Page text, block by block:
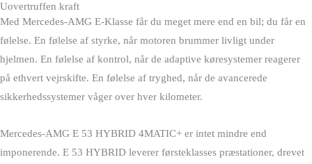
Uovertruffen kraft
Med Mercedes-AMG E-Klasse får du meget mere end en bil; du får en
følelse. En følelse af styrke, når motoren brummer livligt under
hjelmen. En følelse af kontrol, når de adaptive køresystemer reagerer
på ethvert vejrskifte. En følelse af tryghed, når de avancerede
sikkerhedssystemer våger over hver kilometer.
Mercedes-AMG E 53 HYBRID 4MATIC+ er intet mindre end
imponerende. E 53 HYBRID leverer førsteklasses præstationer, drevet